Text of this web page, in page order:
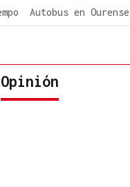
Autobus en Ourense
Opinión